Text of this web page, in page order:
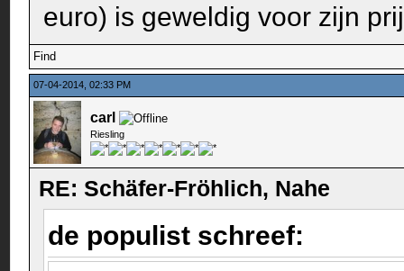
euro) is geweldig voor zijn
Find
07-04-2014, 02:33 PM
carl
Riesling
RE: Schäfer-Fröhlich, Nahe
de populist schreef: